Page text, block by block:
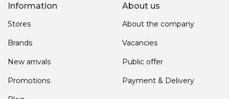
Information
Stores
Brands
New arrivals
Promotions
About us
About the company
Vacancies
Public offer
Payment & Delivery